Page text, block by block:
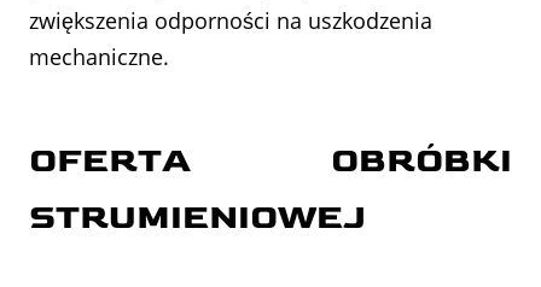
zwiększenia odporności na uszkodzenia
mechaniczne.
OFERTA OBRÓBKI
STRUMIENIOWEJ